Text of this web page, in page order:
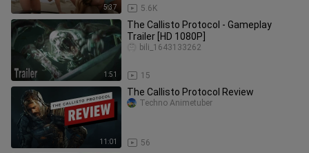
5:37 5.6K
1:51
The Callisto Protocol - Gameplay
Trailer [HD 1080P]
15
bili_1643133262
11:01
The Callisto Protocol Review
56
Techno Animetuber